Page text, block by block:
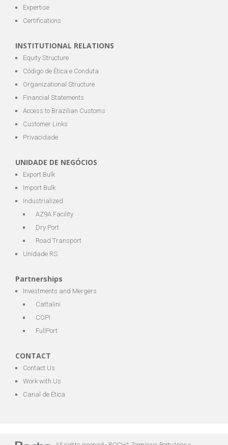
Expertise
Certifications
INSTITUTIONAL RELATIONS
Equity Structure
Código de Ética e Conduta
Organizational Structure
Financial Statements
Access to Brazilian Customs
Customer Links
Privacidade
UNIDADE DE NEGÓCIOS
Export Bulk
Import Bulk
Industrialized
AZ9A Facility
Dry Port
Road Transport
Unidade RS
Partnerships
Investments and Mergers
Cattalini
COPI
FullPort
CONTACT
Contact Us
Work with Us
Canal de Ética